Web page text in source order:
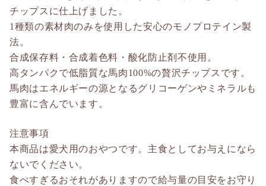
チップスに仕上げました。
1種類の素材肉のみを使用した安心のモノプロテイン製
法。
合成保存料・合成着色料・酸化防止剤不使用。
高タンパクで低脂質な馬肉100%の贅沢チップスです。
馬肉はエネルギーの源となるグリコーゲンやミネラルも
豊富に含んでいます。
注意事項
本商品は愛犬用のおやつです。主食としてお与えになら
ないでください。
食べすぎるおそれがありますので給与量の目安をお守り